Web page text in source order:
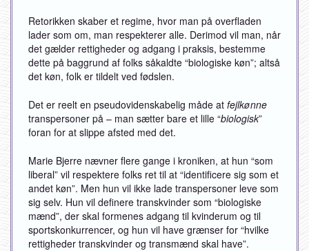
Retorikken skaber et regime, hvor man på overfladen
lader som om, man respekterer alle. Derimod vil man, når
det gælder rettigheder og adgang i praksis, bestemme
dette på baggrund af folks såkaldte “biologiske køn”; altså
det køn, folk er tildelt ved fødslen.
Det er reelt en pseudovidenskabelig måde at fejlkønne
transpersoner på – man sætter bare et lille “biologisk”
foran for at slippe afsted med det.
Marie Bjerre nævner flere gange i kroniken, at hun “som
liberal” vil respektere folks ret til at “identificere sig som et
andet køn”. Men hun vil ikke lade transpersoner leve som
sig selv. Hun vil definere transkvinder som “biologiske
mænd”, der skal formenes adgang til kvinderum og til
sportskonkurrencer, og hun vil have grænser for “hvilke
rettigheder transkvinder og transmænd skal have”.